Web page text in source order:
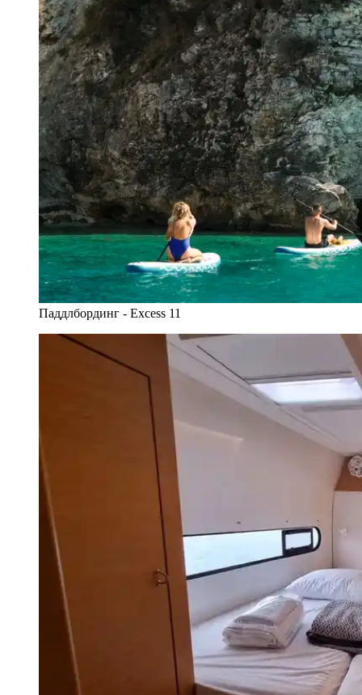
Паддлбординг - Excess 11